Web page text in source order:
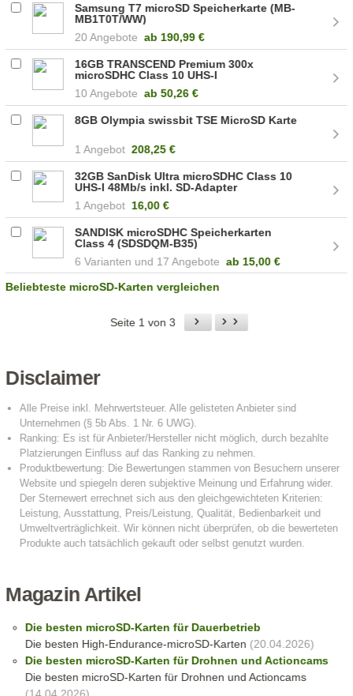
Samsung T7 microSD Speicherkarte (MB-
MB1T0T/WW)
20 Angebote ab 190,99 €
16GB TRANSCEND Premium 300x
microSDHC Class 10 UHS-I
10 Angebote ab 50,26 €
8GB Olympia swissbit TSE MicroSD Karte
1 Angebot 208,25 €
32GB SanDisk Ultra microSDHC Class 10
UHS-I 48Mb/s inkl. SD-Adapter
1 Angebot 16,00 €
SANDISK microSDHC Speicherkarten
Class 4 (SDSDQM-B35)
6
17 Angebote ab 15,00 €
Beliebteste microSD-Karten vergleichen
Seite 1 von 3
Disclaimer
Magazin Artikel
Die besten microSD-Karten für Dauerbetrieb
Die besten High-Endurance-microSD-Karten (20.04.2026)
Die besten microSD-Karten für Drohnen und Actioncams
Die besten microSD-Karten für Drohnen und Actioncams
(14.04.2026)